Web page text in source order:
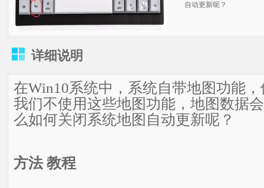
自动更新呢？
详细说明
在Win10系统中，系统自带地图功能
我们不使用这些地图功能，地图数据
么如何关闭系统地图自动更新呢？
方法 教程